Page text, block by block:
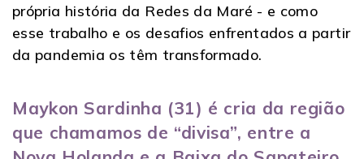
própria história da Redes da Maré - e como
esse trabalho e os desafios enfrentados a partir
da pandemia os têm transformado.
Maykon Sardinha (31) é cria da região
que chamamos de “divisa”, entre a